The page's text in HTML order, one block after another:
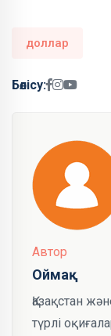
доллар
Бөлісу:
Автор
Оймақ
Қазақстан
түрлі